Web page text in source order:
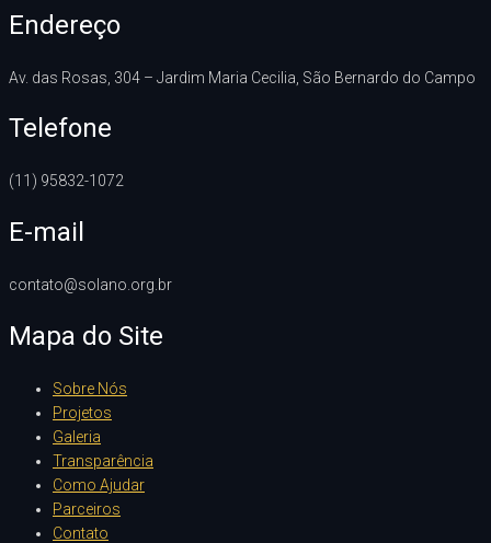
Endereço
Av. das Rosas, 304 – Jardim Maria Cecilia, São Bernardo do Campo
Telefone
(11) 95832-1072
E-mail
contato@solano.org.br
Mapa do Site
Sobre Nós
Projetos
Galeria
Transparência
Como Ajudar
Parceiros
Contato